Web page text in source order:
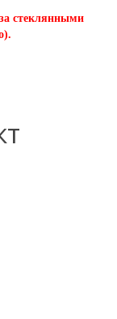
стеклянными